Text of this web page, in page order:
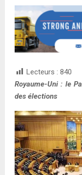
Lecteurs : 840
Royaume-Uni : le
des élections